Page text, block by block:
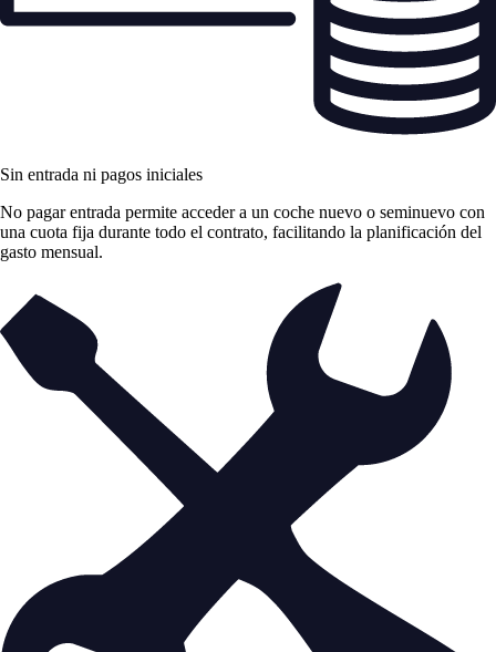
Sin entrada ni pagos iniciales
No pagar entrada permite acceder a un coche nuevo o seminuevo con
una cuota fija durante todo el contrato, facilitando la planificación del
gasto mensual.